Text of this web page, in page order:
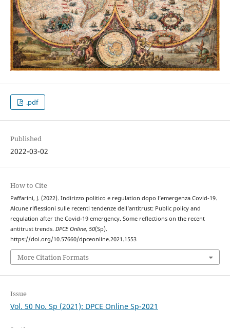
.pdf
Published
2022-03-02
How to Cite
Paffarini, J. (2022). Indirizzo politico e regulation dopo l’emergenza Covid-19.
Alcune riflessioni sulle recenti tendenze dell’antitrust: Public policy and
regulation after the Covid-19 emergency. Some reflections on the recent
antitrust trends. DPCE Online, 50(Sp).
https://doi.org/10.57660/dpceonline.2021.1553
More Citation Formats
Issue
Vol. 50 No. Sp (2021): DPCE Online Sp-2021